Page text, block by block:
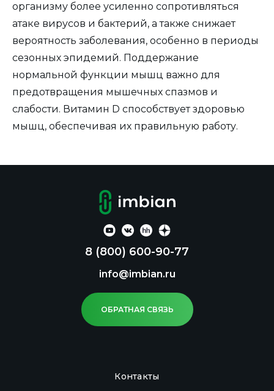
организму более усиленно сопротивляться
атаке вирусов и бактерий, а также снижает
вероятность заболевания, особенно в периоды
сезонных эпидемий. Поддержание
нормальной функции мышц важно для
предотвращения мышечных спазмов и
слабости. Витамин D способствует здоровью
мышц, обеспечивая их правильную работу.
сердечного ритма, а также для передачи
нервных сигналов. Кроме того, витамин D
участвует в производстве серотонина –
гормона, отвечающего за регулирование
Область применения: в качестве биологически
активной добавки к пище — дополнительного
источника витамина D3.
8 (800) 600-90-77
info@imbian.ru
ОБРАТНАЯ СВЯЗЬ
Контакты